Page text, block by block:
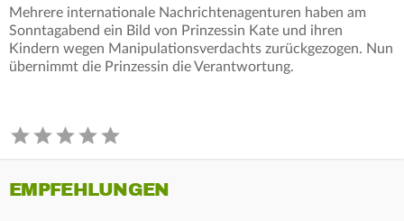
Mehrere internationale Nachrichtenagenturen haben am
Sonntagabend ein Bild von Prinzessin Kate und ihren
Kindern wegen Manipulationsverdachts zurückgezogen. Nun
übernimmt die Prinzessin die Verantwortung.
EMPFEHLUNGEN